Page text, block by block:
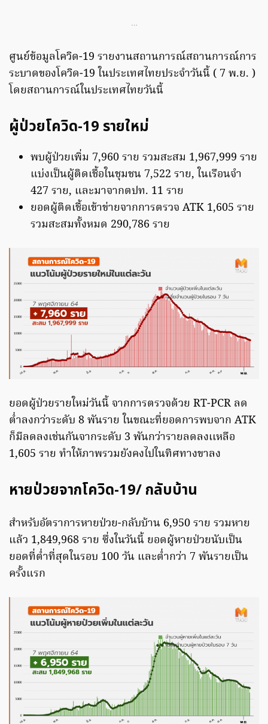
…
ศูนย์ข้อมูลโควิด-19 รายงานสถานการณ์สถานการณ์การ
ระบาดของโควิด-19 ในประเทศไทยประจำวันนี้ ( 7 พ.ย. )
โดยสถานการณ์ในประเทศไทยวันนี้
ผู้ป่วยโควิด-19 รายใหม่
พบผู้ป่วยเพิ่ม 7,960 ราย รวมสะสม 1,967,999 ราย
แบ่งเป็นผู้ติดเชื้อในชุมชน 7,522 ราย, ในเรือนจำ
427 ราย, และมาจากตปท. 11 ราย
ยอดผู้ติดเชื้อเข้าข่ายจากการตรวจ ATK 1,605 ราย
รวมสะสมทั้งหมด 290,786 ราย
ยอดผู้ป่วยรายใหม่วันนี้ จากการตรวจด้วย RT-PCR ลด
ต่ำลงกว่าระดับ 8 พันราย ในขณะที่ยอดการพบจาก ATK
ก็มีลดลงเช่นกันจากระดับ 3 พันกว่ารายลดลงเเหลือ
1,605 ราย ทำให้ภาพรวมยังคงไปในทิศทางขาลง
หายป่วยจากโควิด-19/ กลับบ้าน
สำหรับอัตราการหายป่วย-กลับบ้าน 6,950 ราย รวมหาย
แล้ว 1,849,968 ราย ซึ่งในวันนี้ ยอดผู้หายป่วยนับเป็น
ยอดที่ต่ำที่สุดในรอบ 100 วัน และต่ำกว่า 7 พันรายเป็น
ครั้งแรก